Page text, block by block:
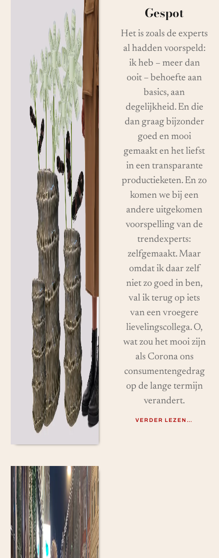
Gespot
Het is zoals de experts
al hadden voorspeld:
ik heb – meer dan
ooit – behoefte aan
basics, aan
degelijkheid. En die
dan graag bijzonder
goed en mooi
gemaakt en het liefst
in een transparante
productieketen. En zo
komen we bij een
andere uitgekomen
voorspelling van de
trendexperts:
zelfgemaakt. Maar
omdat ik daar zelf
niet zo goed in ben,
val ik terug op iets
van een vroegere
lievelingscollega. O,
wat zou het mooi zijn
als Corona ons
consumentengedrag
op de lange termijn
verandert.
VERDER LEZEN…